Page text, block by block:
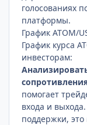
голосованиях
платформы.
График ATOM/
График курса
инвесторам:
помогает
входа и
поддержки,